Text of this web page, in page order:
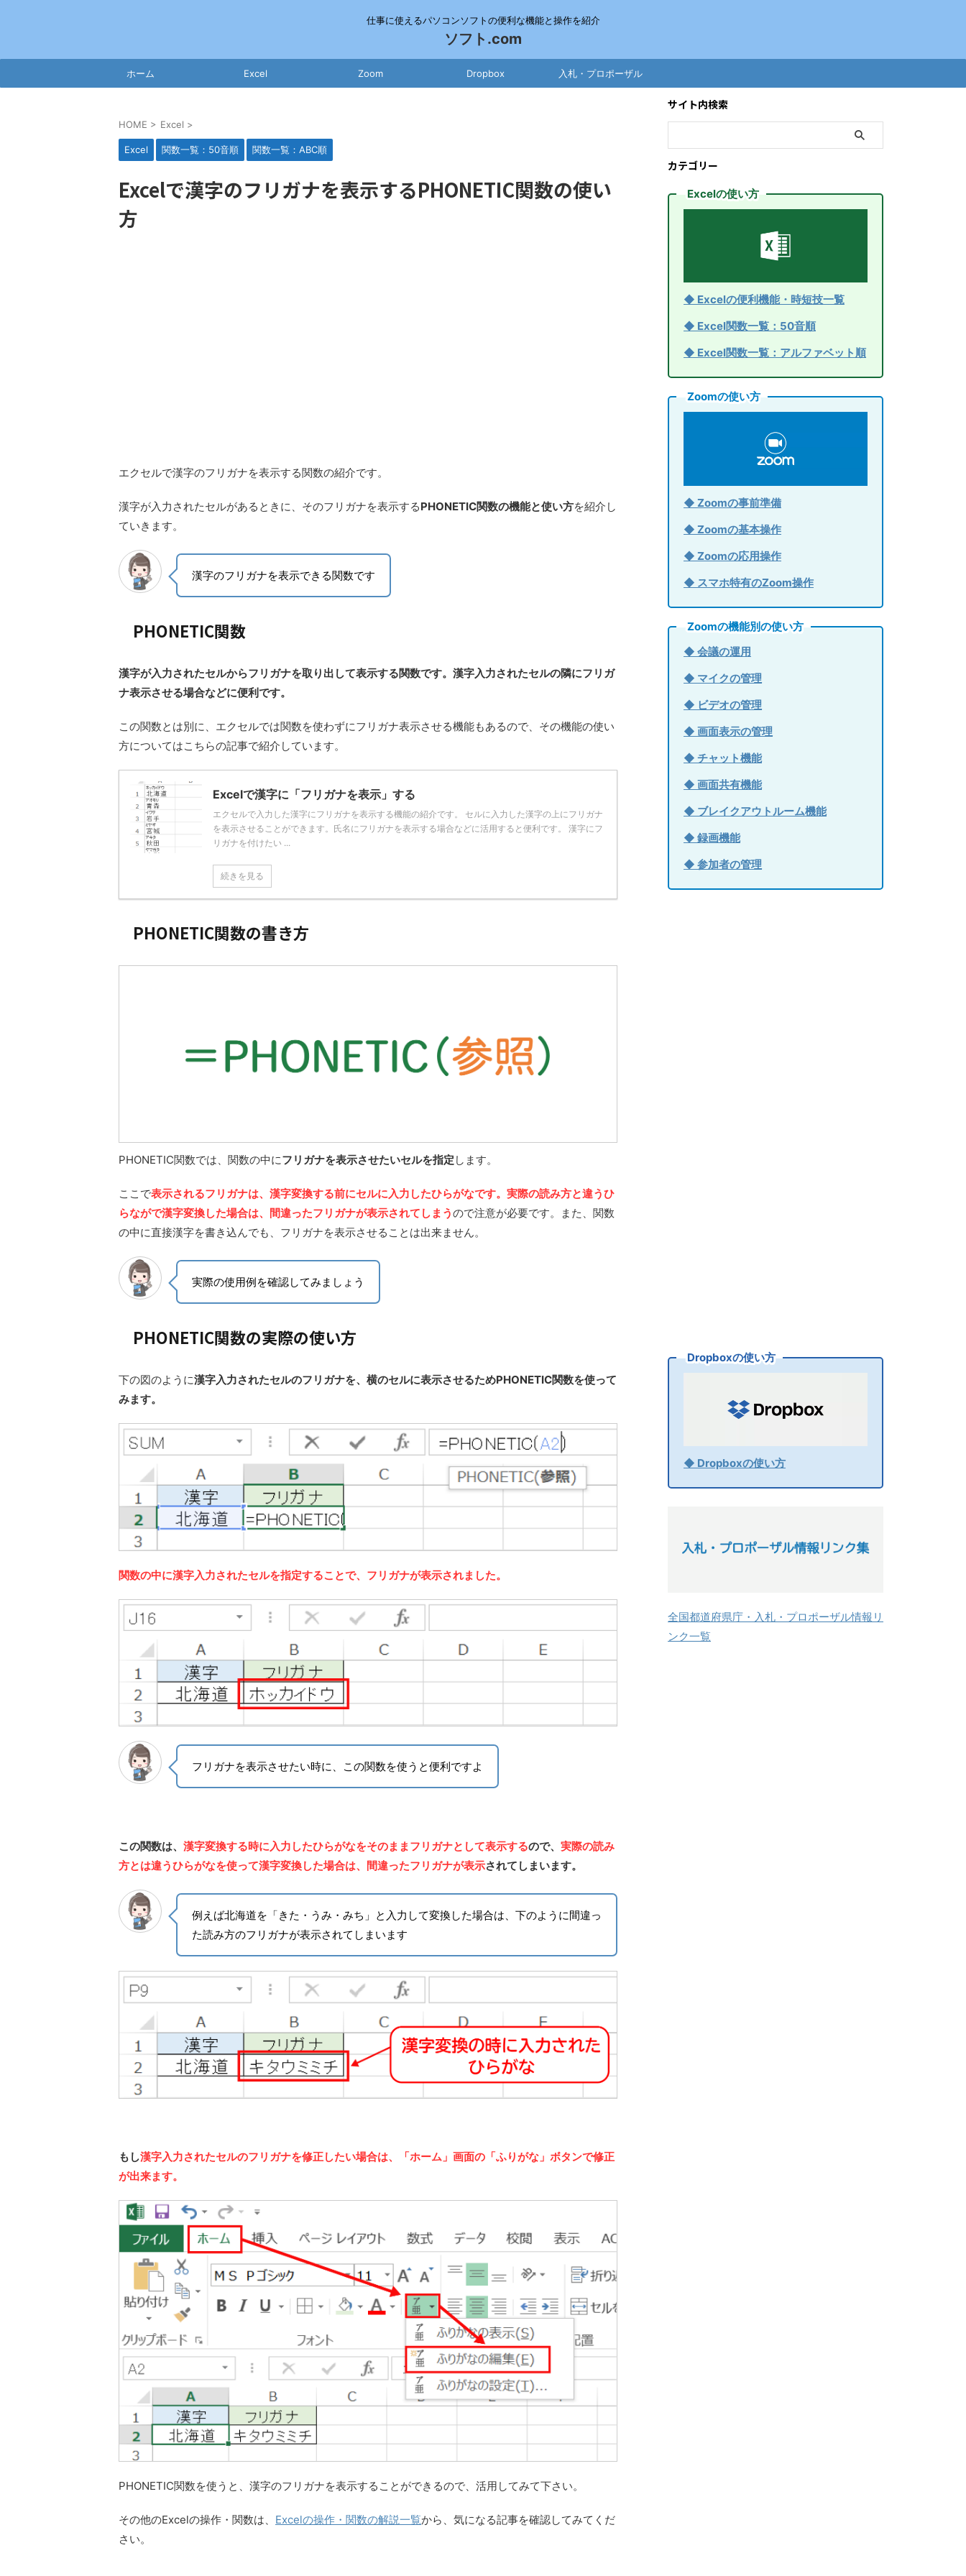
仕事に使えるパソコンソフトの便利な機能と操作を紹介
ソフト.com
ホーム Excel Zoom Dropbox 入札・プロポーザル
HOME > Excel >
Excel 関数一覧：50音順 関数一覧：ABC順
Excelで漢字のフリガナを表示するPHONETIC関数の使い
方
エクセルで漢字のフリガナを表示する関数の紹介です。
漢字が入力されたセルがあるときに、そのフリガナを表示するPHONETIC関数の機能と使い方を紹介し
ていきます。
漢字のフリガナを表示できる関数です
PHONETIC関数
漢字が入力されたセルからフリガナを取り出して表示する関数です。漢字入力されたセルの隣にフリガ
ナ表示させる場合などに便利です。
この関数とは別に、エクセルでは関数を使わずにフリガナ表示させる機能もあるので、その機能の使い
方についてはこちらの記事で紹介しています。
Excelで漢字に「フリガナを表示」する
エクセルで入力した漢字にフリガナを表示する機能の紹介です。 セルに入力した漢字の上にフリガナ
を表示させることができます。氏名にフリガナを表示する場合などに活用すると便利です。 漢字にフ
リガナを付けたい ...
続きを見る
PHONETIC関数の書き方
PHONETIC関数では、関数の中にフリガナを表示させたいセルを指定 します。
ここで表示されるフリガナは、漢字変換する前にセルに入力したひらがなです。 実際の読み方と違うひ
らながで漢字変換した場合は、間違ったフリガナが表示されてしまうので注意が必要です。また、関数
の中に直接漢字を書き込んでも、フリガナを表示させることは出来ません。
実際の使用例を確認してみましょう
PHONETIC関数の実際の使い方
下の図のように漢字入力されたセルのフリガナを、横のセルに表示させるためPHONETIC関数を使って
みます。
関数の中に漢字入力されたセルを指定することで、フリガナが表示されました。
フリガナを表示させたい時に、この関数を使うと便利ですよ
この関数は、 漢字変換する時に入力したひらがなをそのままフリガナとして表示するので、 実際の読み
方とは違うひらがなを使って漢字変換した場合は、間違ったフリガナが表示されてしまいます。
例えば北海道を「きた・うみ・みち」と入力して変換した場合は、下のように間違っ
た読み方のフリガナが表示されてしまいます
もし漢字入力されたセルのフリガナを修正したい場合は、「ホーム」画面の「ふりがな」ボタンで修正
が出来ます。
PHONETIC関数を使うと、漢字のフリガナを表示することができるので、活用してみて下さい。
その他のExcelの操作・関数は、 Excelの操作・関数の解説一覧から、気になる記事を確認してみてくだ
さい。
サイト内検索
カテゴリー
Excelの使い方
◆ Excelの便利機能・時短技一覧
◆ Excel関数一覧：50音順
◆ Excel関数一覧：アルファベット順
Zoomの使い方
◆ Zoomの事前準備
◆ Zoomの基本操作
◆ Zoomの応用操作
◆ スマホ特有のZoom操作
Zoomの機能別の使い方
◆ 会議の運用
◆ マイクの管理
◆ ビデオの管理
◆ 画面表示の管理
◆ チャット機能
◆ 画面共有機能
◆ ブレイクアウトルーム機能
◆ 録画機能
◆ 参加者の管理
Dropboxの使い方
◆ Dropboxの使い方
全国都道府県庁・入札・プロポーザル情報リ
ンク一覧